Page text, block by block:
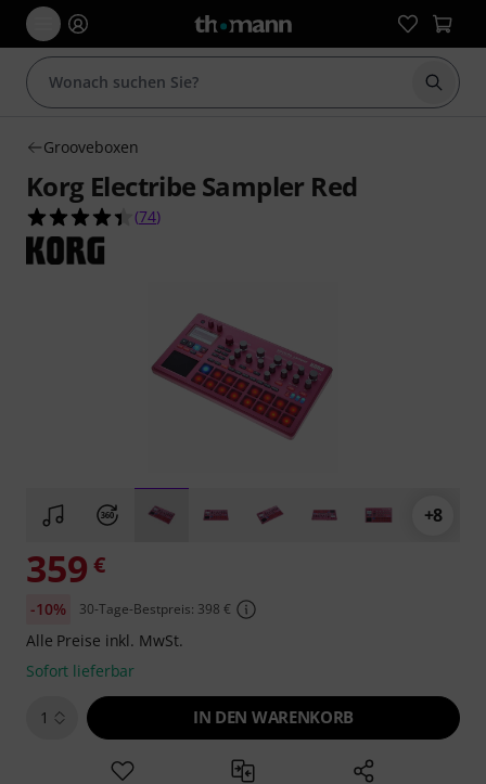
Suche
Grooveboxen
Korg Electribe Sampler Red
4.4 von 5 Sternen aus 74 Kundenbewertungen
(74)
+8
359 €
-10% 30-Tage-Bestpreis: 398 €
Alle Preise inkl. MwSt.
Sofort lieferbar
1 IN DEN WARENKORB